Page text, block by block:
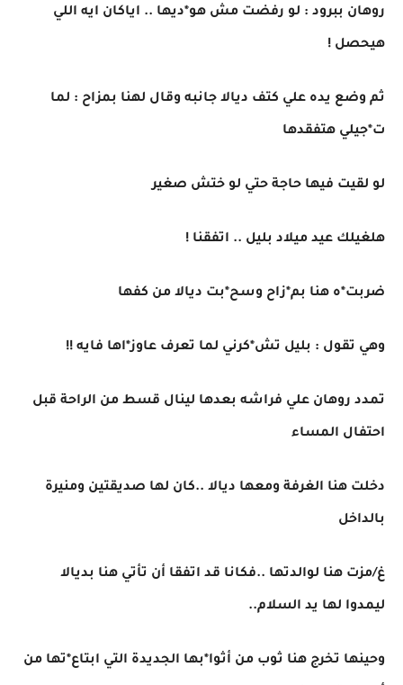
روهان ببرود : لو رفضت مش هو*ديها .. اياكان ايه اللي
هيحصل !
ثم وضع يده علي كتف ديالا جانبه وقال لهنا بمزاح : لما
ت*جيلي هتفقدها
لو لقيت فيها حاجة حتي لو ختش صغير
هلغيلك عيد ميلاد بليل .. اتفقنا !
ضربت*ه هنا بم*زاح وسح*بت ديالا من كفها
وهي تقول : بليل تش*كرني لما تعرف عاوز*اها فايه !!
تمدد روهان علي فراشه بعدها لينال قسط من الراحة قبل
احتفال المساء
دخلت هنا الغرفة ومعها ديالا ..كان لها صديقتين ومنيرة
بالداخل
غ/مزت هنا لوالدتها ..فكانا قد اتفقا أن تأتي هنا بديالا
ليمدوا لها يد السلام..
وحينها تخرج هنا ثوب من أثوا*بها الجديدة التي ابتاع*تها من